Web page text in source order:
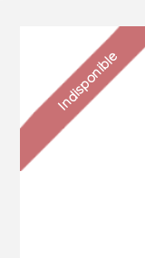
Indisponible